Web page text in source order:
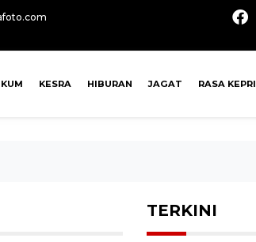
KESRA HIBURAN JAGAT RASA KEPRI
TERKINI